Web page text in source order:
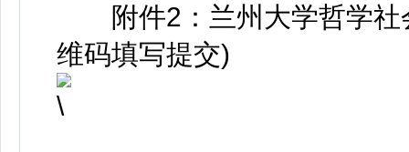
附件2：兰州大学哲学社
维码填写提交)